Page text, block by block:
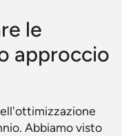
le
approccio
Abbiamo visto